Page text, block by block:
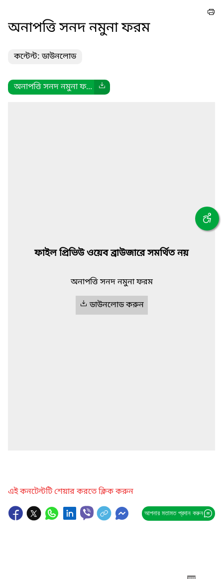
অনাপত্তি সনদ নমুনা ফরম
কন্টেন্ট: ডাউনলোড
অনাপত্তি সনদ নমুনা ফ...
ফাইল প্রিভিউ ওয়েব ব্রাউজারে সমর্থিত নয়
অনাপত্তি সনদ নমুনা ফরম
ডাউনলোড করুন
এই কনটেন্টটি শেয়ার করতে ক্লিক করুন
আপনার মতামত প্রদান করুন